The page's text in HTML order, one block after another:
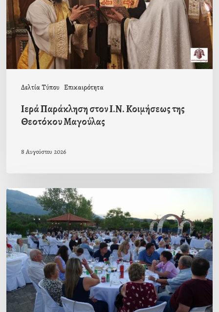
Δελτία Τύπου Επικαιρότητα
της
Θεοτόκου
Μαγούλας
Ιερά Παράκληση στον Ι.Ν. Κοιμήσεως της
Θεοτόκου Μαγούλας
8 Αυγούστου 2026
Πρόσκληση
προς
τους
Ομογενείς
μας